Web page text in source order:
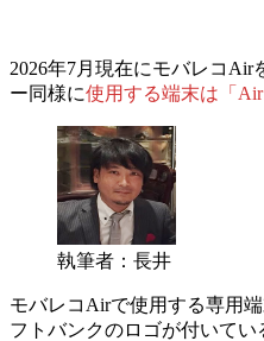
2026年7月現在にモバレコ
ー同様に使用する端末は 「
執筆者：長井
モバレコAirで使用する専用
フトバンクのロゴが付いて